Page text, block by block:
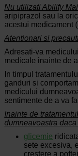
Nu utilizati Abilify
aripiprazol sau la
acestui medicament
Atentionari si
Adresati-va
medicale inainte de
In timpul
ganduri si
medicului
sentimente de a va
Inainte de
dumneavoastra daca
glicemie
sete excesiva,
crestere a